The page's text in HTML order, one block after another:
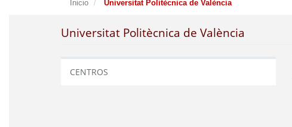
Inicio Universitat Politècnica de València
Universitat Politècnica de València
CENTROS